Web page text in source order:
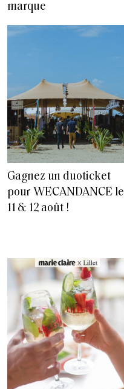
marque
Gagnez un duoticket
pour WECANDANCE le
11 & 12 août !